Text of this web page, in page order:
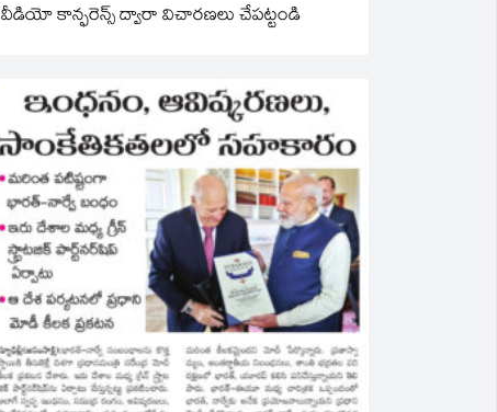
వీడియో కాన్ఫరెన్స్ ద్వారా విచారణలు చేపట్టండి